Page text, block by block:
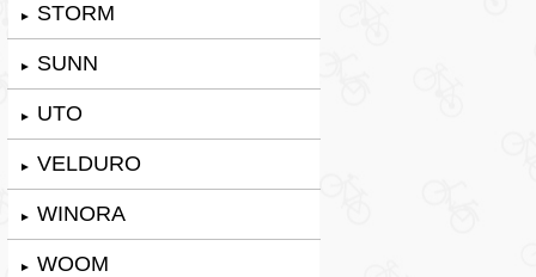
► STORM
► SUNN
► UTO
► VELDURO
► WINORA
► WOOM